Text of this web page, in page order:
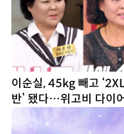
이순실, 45kg 빼고
반’ 됐다…위고비 다이